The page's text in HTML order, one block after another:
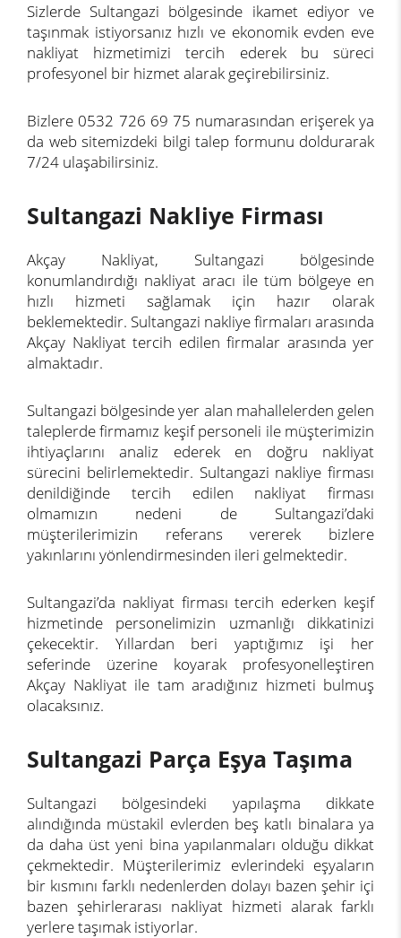
Sizlerde Sultangazi bölgesinde ikamet ediyor ve
taşınmak istiyorsanız hızlı ve ekonomik evden eve
nakliyat hizmetimizi tercih ederek bu süreci
profesyonel bir hizmet alarak geçirebilirsiniz.
Bizlere 0532 726 69 75 numarasından erişerek ya
da web sitemizdeki bilgi talep formunu doldurarak
7/24 ulaşabilirsiniz.
Sultangazi Nakliye Firması
Akçay Nakliyat, Sultangazi bölgesinde
konumlandırdığı nakliyat aracı ile tüm bölgeye en
hızlı hizmeti sağlamak için hazır olarak
beklemektedir. Sultangazi nakliye firmaları arasında
Akçay Nakliyat tercih edilen firmalar arasında yer
almaktadır.
Sultangazi bölgesinde yer alan mahallelerden gelen
taleplerde firmamız keşif personeli ile müşterimizin
ihtiyaçlarını analiz ederek en doğru nakliyat
sürecini belirlemektedir. Sultangazi nakliye firması
denildiğinde tercih edilen nakliyat firması
olmamızın nedeni de Sultangazi’daki
müşterilerimizin referans vererek bizlere
yakınlarını yönlendirmesinden ileri gelmektedir.
Sultangazi’da nakliyat firması tercih ederken keşif
hizmetinde personelimizin uzmanlığı dikkatinizi
çekecektir. Yıllardan beri yaptığımız işi her
seferinde üzerine koyarak profesyonelleştiren
Akçay Nakliyat ile tam aradığınız hizmeti bulmuş
olacaksınız.
Sultangazi Parça Eşya Taşıma
Sultangazi bölgesindeki yapılaşma dikkate
alındığında müstakil evlerden beş katlı binalara ya
da daha üst yeni bina yapılanmaları olduğu dikkat
çekmektedir. Müşterilerimiz evlerindeki eşyaların
bir kısmını farklı nedenlerden dolayı bazen şehir içi
bazen şehirlerarası nakliyat hizmeti alarak farklı
yerlere taşımak istiyorlar.